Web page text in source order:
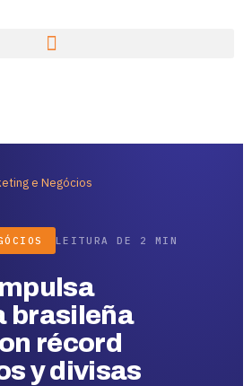
e Negócios
LEITURA DE 2 MIN
brasileña
récord
y divisas